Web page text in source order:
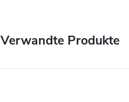
Verwandte Produkte